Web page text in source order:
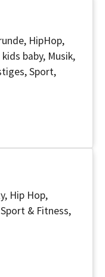
HipHop,
baby, Musik,
Sport,
Hip Hop,
& Fitness,